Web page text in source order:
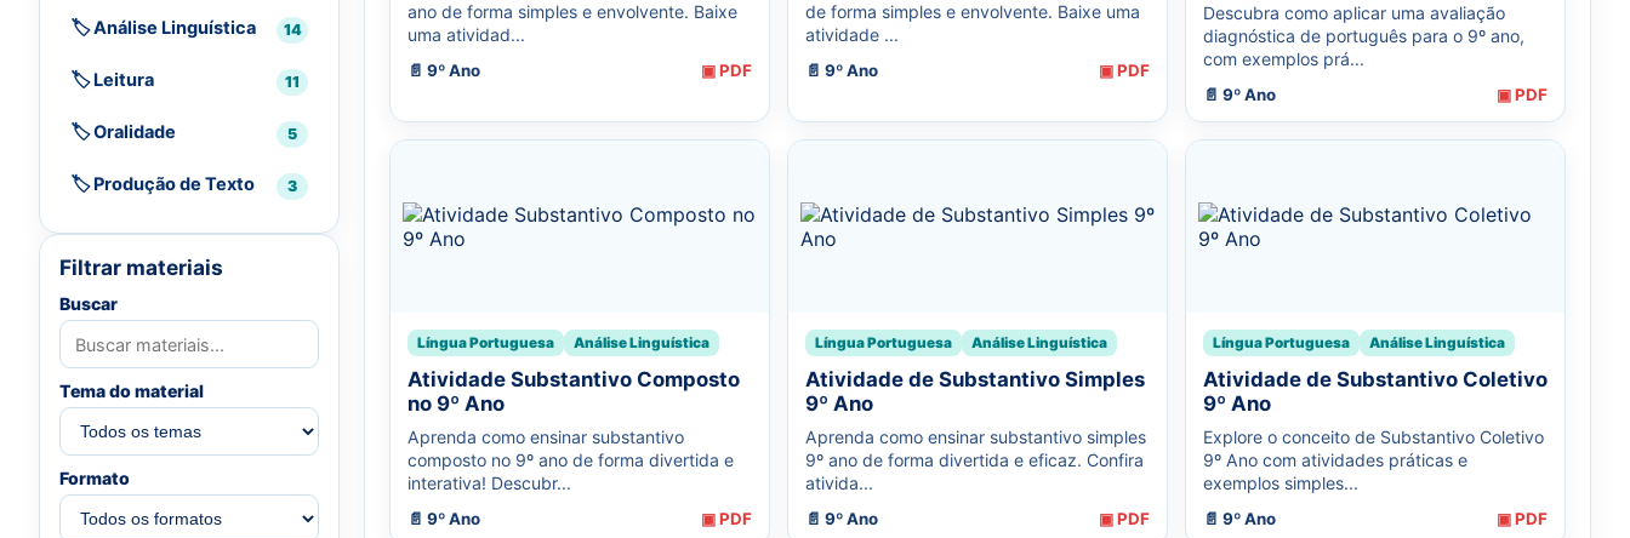
🏷️ Análise Linguística 14
🏷️ Leitura 11
🏷️ Oralidade 5
🏷️ Produção de Texto 3
Filtrar materiais
Buscar
Tema do material
Formato
ano de forma simples e envolvente. Baixe
uma atividad...
📄 9º Ano ▣ PDF
de forma simples e envolvente. Baixe uma
atividade ...
📄 9º Ano ▣ PDF
Descubra como aplicar uma avaliação
diagnóstica de português para o 9º ano,
com exemplos prá...
📄 9º Ano ▣ PDF
Língua Portuguesa Análise Linguística
Atividade Substantivo Composto
no 9º Ano
Aprenda como ensinar substantivo
composto no 9º ano de forma divertida e
interativa! Descubr...
📄 9º Ano ▣ PDF
Língua Portuguesa Análise Linguística
Atividade de Substantivo Simples
9º Ano
Aprenda como ensinar substantivo simples
9º ano de forma divertida e eficaz. Confira
ativida...
📄 9º Ano ▣ PDF
Língua Portuguesa Análise Linguística
Atividade de Substantivo Coletivo
9º Ano
Explore o conceito de Substantivo Coletivo
9º Ano com atividades práticas e
exemplos simples...
📄 9º Ano ▣ PDF